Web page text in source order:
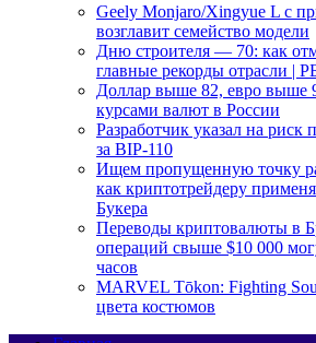
Geely Monjaro/Xingyue L с
возглавит семейство модели
Дню строителя — 70: как
главные рекорды отрасли |
Доллар выше 82, евро выше
курсами валют в России
Разработчик указал на риск
за BIP-110
Ищем пропущенную точку
как криптотрейдеру
Букера
Переводы криптовалюты в
операций свыше $10 000
часов
MARVEL Tōkon: Fighting
цвета костюмов